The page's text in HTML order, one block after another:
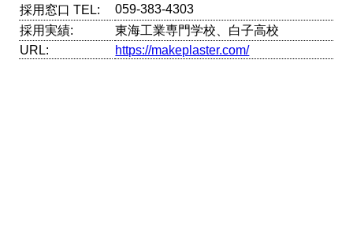
採用窓口 TEL:
059-383-4303
採用実績:
東海工業専門学校、白子高校
URL:
https://makeplaster.com/